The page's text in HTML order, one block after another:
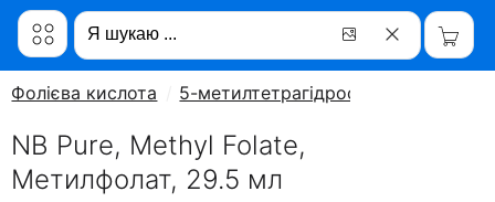
Фолієва кислота 5-метилтетрагідрофолат
NB Pure, Methyl Folate,
Метилфолат, 29.5 мл